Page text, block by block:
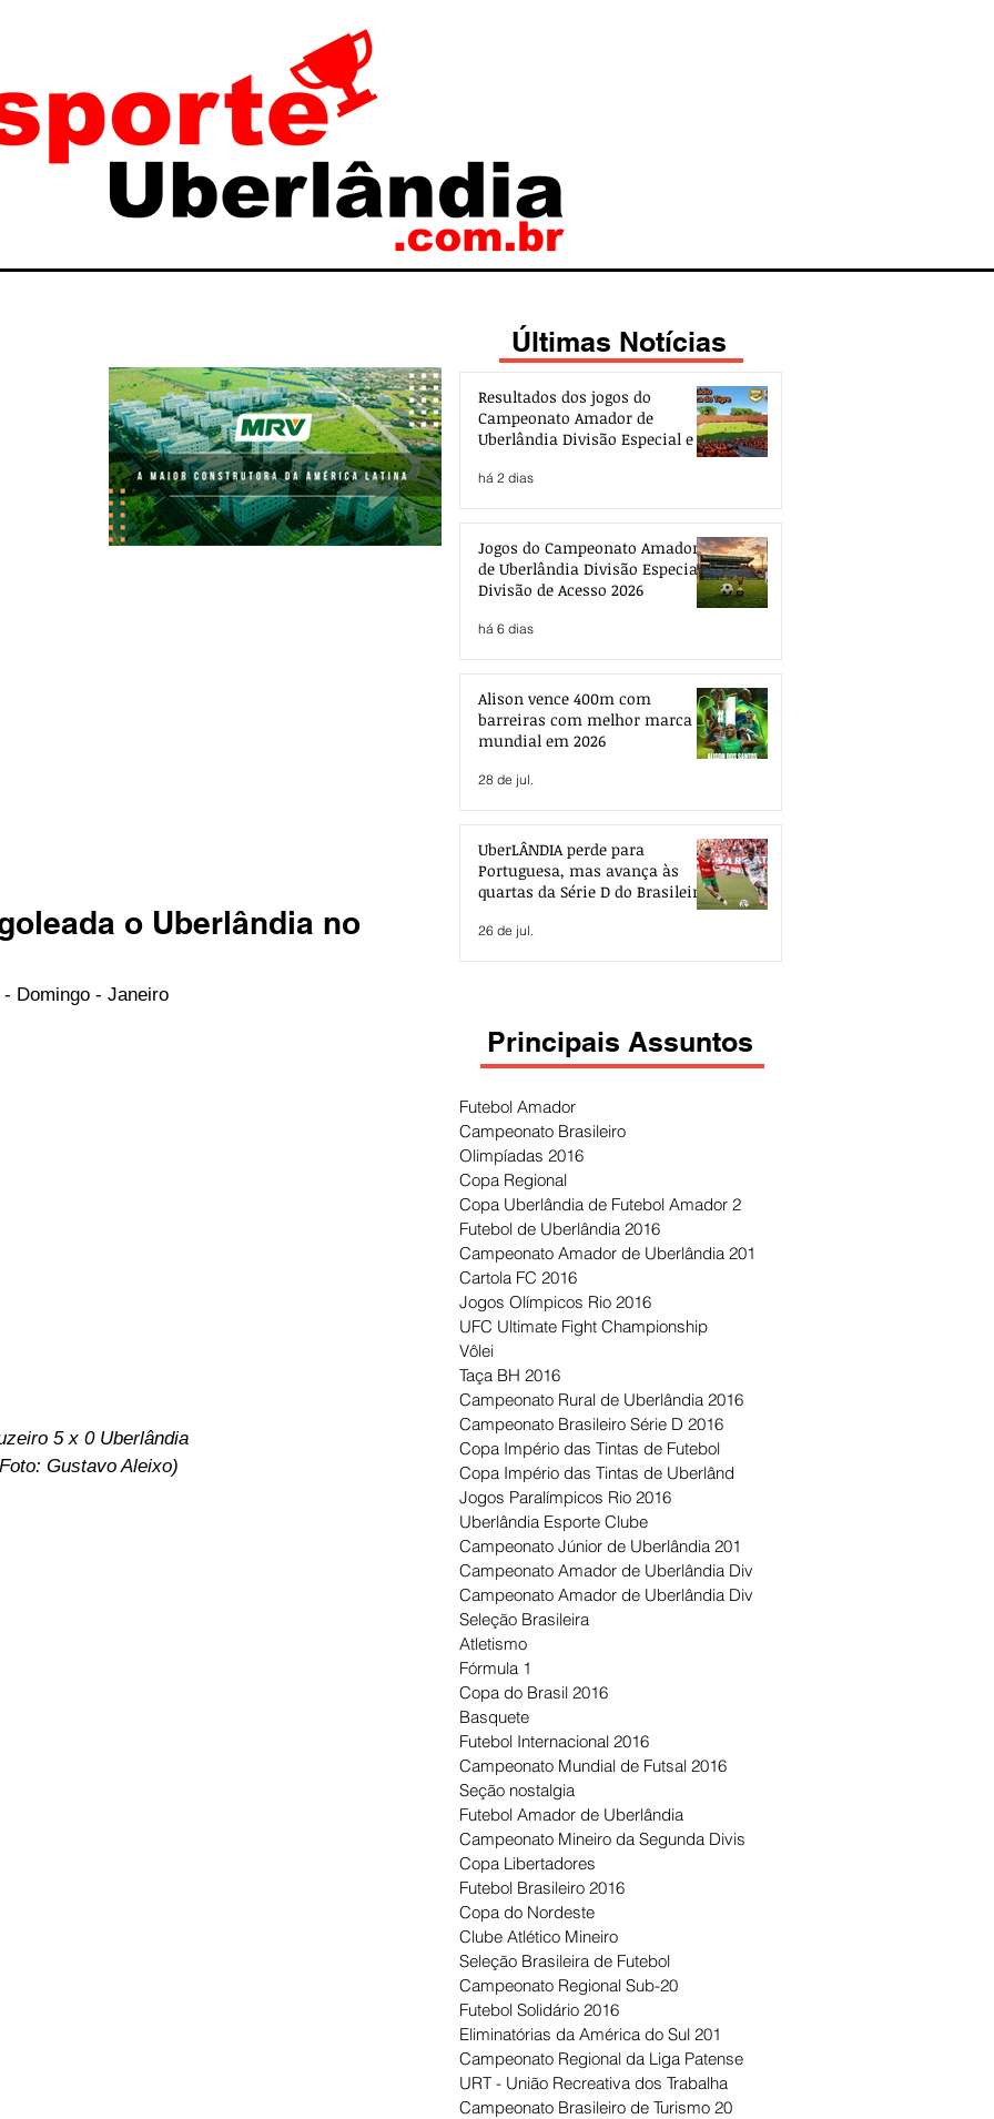
o Uberlândia no
Domingo - Janeiro
5 x 0 Uberlândia
Gustavo Aleixo)
Últimas Notícias
Resultados dos jogos do
Campeonato Amador de
Uberlândia Divisão Especial e de
há 2 dias
Jogos do Campeonato Amador
de Uberlândia Divisão Especial e
Divisão de Acesso 2026
há 6 dias
Alison vence 400m com
barreiras com melhor marca
mundial em 2026
28 de jul.
UberLÂNDIA perde para
Portuguesa, mas avança às
quartas da Série D do Brasileiro
26 de jul.
Principais Assuntos
Futebol Amador
Campeonato Brasileiro
Olimpíadas 2016
Copa Regional
Copa Uberlândia de Futebol Amador 2
Futebol de Uberlândia 2016
Campeonato Amador de Uberlândia 201
Cartola FC 2016
Jogos Olímpicos Rio 2016
UFC Ultimate Fight Championship
Vôlei
Taça BH 2016
Campeonato Rural de Uberlândia 2016
Campeonato Brasileiro Série D 2016
Copa Império das Tintas de Futebol
Copa Império das Tintas de Uberlând
Jogos Paralímpicos Rio 2016
Uberlândia Esporte Clube
Campeonato Júnior de Uberlândia 201
Campeonato Amador de Uberlândia Div
Campeonato Amador de Uberlândia Div
Seleção Brasileira
Atletismo
Fórmula 1
Copa do Brasil 2016
Basquete
Futebol Internacional 2016
Campeonato Mundial de Futsal 2016
Seção nostalgia
Futebol Amador de Uberlândia
Campeonato Mineiro da Segunda Divis
Copa Libertadores
Futebol Brasileiro 2016
Copa do Nordeste
Clube Atlético Mineiro
Seleção Brasileira de Futebol
Campeonato Regional Sub-20
Futebol Solidário 2016
Eliminatórias da América do Sul 201
Campeonato Regional da Liga Patense
URT - União Recreativa dos Trabalha
Campeonato Brasileiro de Turismo 20